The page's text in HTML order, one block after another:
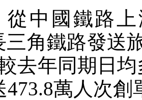
從中國鐵路
三角鐵路發送
去年同期日
473.8萬人次創